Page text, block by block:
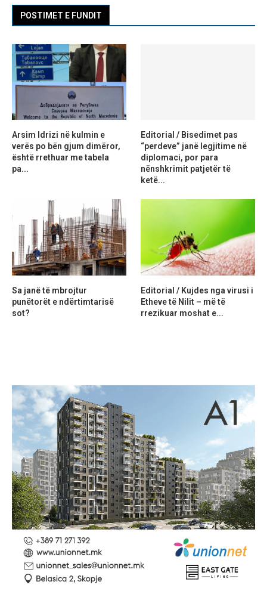
POSTIMET E FUNDIT
Arsim Idrizi në kulmin e
verës po bën gjum dimëror,
është rrethuar me tabela
pa...
Editorial / Bisedimet pas
“perdeve” janë legjitime në
diplomaci, por para
nënshkrimit patjetër të
ketë...
Sa janë të mbrojtur
punëtorët e ndërtimtarisë
sot?
Editorial / Kujdes nga virusi i
Etheve të Nilit – më të
rrezikuar moshat e...